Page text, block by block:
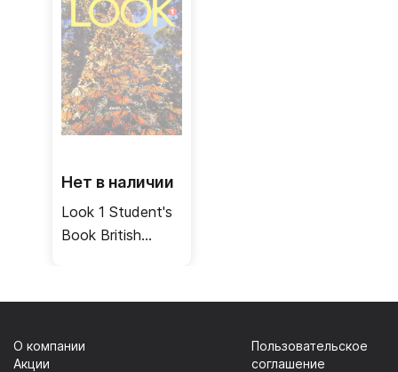
Нет в наличии
Look 1 Student's
Book British
О компании
Акции
Пользовательское
соглашение